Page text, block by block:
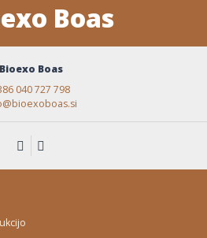
Bioexo Boas
040 727 798